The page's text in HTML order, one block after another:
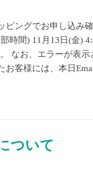
ングでお申し込み
時間) 11月13日(金)
なお、エラーが表
お客様には、本日
ついて